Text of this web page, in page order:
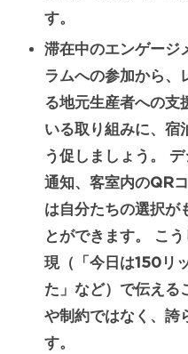
す。
滞在中のエンゲージ
ラムへの参加から、
る地元生産者への支
いる取り組みに、宿
う促しましょう。
通知、客室内のQR
は自分たちの選択が
とができます。 こ
現（「今日は150リ
た」など）で伝える
や制約ではなく、誇
す。